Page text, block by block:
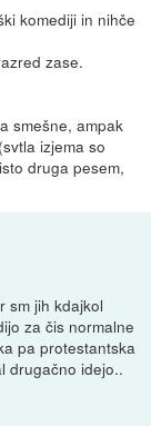
komediji in nihče
zase.
smešne, ampak
izjema so
druga pesem,
sm jih kdajkol
za čis normalne
pa protestantska
drugačno idejo..